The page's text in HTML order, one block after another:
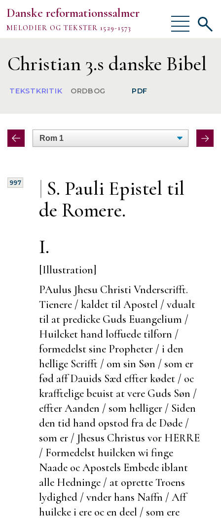
Danske reformationssalmer
MELODIER OG TEKSTER 1529-1573
Vis/skjul
menu
Om
TEKSTER
MELODIER
Vis/
Christian 3.s danske Bibel
TEKSTKRITIK ORDBOG PDF
|
997 S. Pauli Epistel til
de Romere.
I.
[Illustration]
PAulus Jhesu ChristiVnderscrifft.
Tienere / kaldet til Apostel / vdualt
til at predicke Guds Euangelium /
Huilcket hand loffuede tilforn /
formedelst sine Propheter / i den
hellige Scrifft / om sin Søn / som er
fød aff Dauids Sæd effter kødet / oc
krafftelige beuist at vere Guds Søn /
effter Aanden / som helliger / Siden
den tid hand opstod fra de Døde /
som er / Jhesus Christus vor HERRE
/ Formedelst huilcken wifinge
Naade oc Apostels Embede iblant
alle Hedninge / at oprette Troens
lydighed / vnder hans Naffn / Aff
huilcke i ere oc en deel / som ere